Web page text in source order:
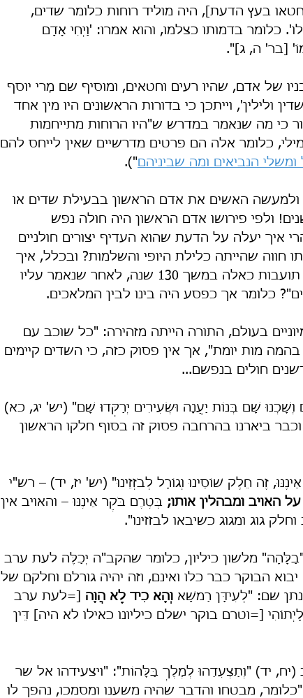
בעץ הדעת], היה מוליד רוחות כלומר שדים,
כלומר בדמותו כצלמו, והוא אמרו: 'וַיְחִי אָדָם
[בר' ה, ג]".
של אדם, שהיו רעים וחטאים, ומוסיף שם מָרי יוסף
ולילין', וייתכן כי בדורות הראשונים היו מין אחד
כי מה שנאמר במדרש ש"היו הרוחות מתייחמות
מילי, כלומר אלה הם פרטים מדרשיים שאין לייחס להם
הנביאים ומה שביניהם").
ולמעשה האשים את אדם הראשון בבעילת שדים או
נכון בבעילת שֵׁדוֹת במשך 130 שנים! ולפי פירושו אדם הראשון היה חולה נפש
איך יעלה על הדעת שהוא העדיף יצורים חולניים
חווה שהייתה כלילת היופי והשלמות? ובכלל, איך
יעלה על הדעת שאדם הראשון יעשה תועבות כאלה במשך 130 שנה, לאחר שנאמר עליו
כלומר אך כפסע היה בינו לבין המלאכים.
בעולם, התורה הייתה מזהירה: "כל שוכב עם
מות יומת", אך אין פסוק כזה, כי השדים קיימים
חולים בנפשם...
שָׁם בְּנוֹת יַעֲנָה וּשְׂעִירִים יְרַקְּדוּ שָׁם" (יש' יג, כא)
וכבר ביארנו בהרחבה פסוק זה בסוף חלקו הראשון
זֶה חֵלֶק שׁוֹסֵינוּ וְגוֹרָל לְבֹזְזֵינוּ" (יש' יז, יד) – רש"י
האויב ומבהלין אותו; בְּטֶרֶם בֹּקֶר אֵינֶנּוּ – והאויב אין
גוג ומגוג כשיבאו לבזזינו".
"בַלָּהָה" מלשון כיליון, כלומר שהקב"ה יְכַלֶּה לעת ערב
הבוקר כבר כלו ואינם, וזה יהיה גורלם וחלקם של
שם: "לְעִידָּן רַמשָׁא וְהָא כִיד לָא הֲוָה
[=לעת ערב
[=וטרם בוקר ישלם כיליונו כאילו לא היה] דֵּין
(יח, יד) "וְתַצְעִדֵהוּ לְמֶלֶךְ בַּלָּהוֹת": "ויצעידהו אל שר
"כלומר, מבטחו והדבר שהיה משענו ומסמכו, נהפך לו